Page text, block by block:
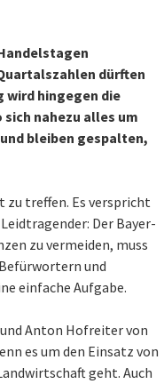
dürften
wird hingegen die
nahezu alles um
bleiben gespalten,
zu treffen. Es verspricht
Der Bayer-
zu vermeiden, muss
und
einfache Aufgabe.
Anton Hofreiter von
es um den Einsatz von
geht. Auch